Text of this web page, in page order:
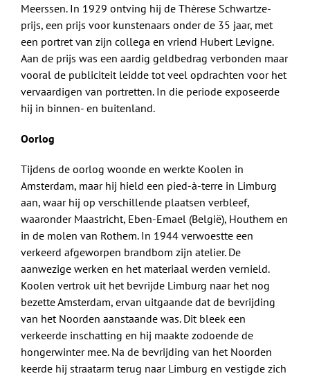
Meerssen. In 1929 ontving hij de Thèrese Schwartze-
prijs, een prijs voor kunstenaars onder de 35 jaar, met
een portret van zijn collega en vriend Hubert Levigne.
Aan de prijs was een aardig geldbedrag verbonden maar
vooral de publiciteit leidde tot veel opdrachten voor het
vervaardigen van portretten. In die periode exposeerde
hij in binnen- en buitenland.
Oorlog
Tijdens de oorlog woonde en werkte Koolen in
Amsterdam, maar hij hield een pied-à-terre in Limburg
aan, waar hij op verschillende plaatsen verbleef,
waaronder Maastricht, Eben-Emael (België), Houthem en
in de molen van Rothem. In 1944 verwoestte een
verkeerd afgeworpen brandbom zijn atelier. De
aanwezige werken en het materiaal werden vernield.
Koolen vertrok uit het bevrijde Limburg naar het nog
bezette Amsterdam, ervan uitgaande dat de bevrijding
van het Noorden aanstaande was. Dit bleek een
verkeerde inschatting en hij maakte zodoende de
hongerwinter mee. Na de bevrijding van het Noorden
keerde hij straatarm terug naar Limburg en vestigde zich